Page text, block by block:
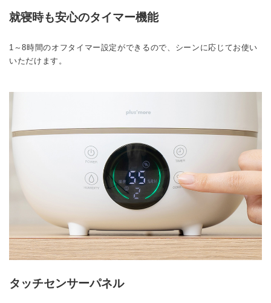
就寝時も安心のタイマー機能
1～8時間のオフタイマー設定ができるので、シーンに応じてお使い
いただけます。
タッチセンサーパネル